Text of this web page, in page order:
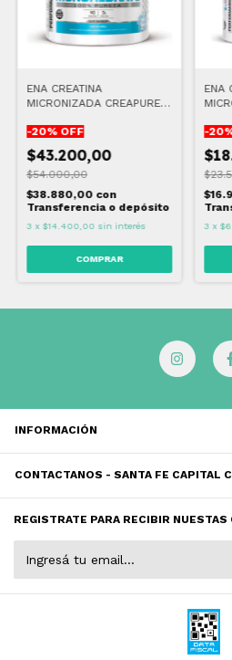
ENA CREATINA
MICRONIZADA CREAPURE
-20% OFF
$43.200,00
$54.000,00
$38.880,00 con
Transferencia o depósito
3 x $14.400,00 sin interés
ENA
-20
3 x
INFORMACIÓN
CONTACTANOS - SANTA FE CAPITAL
REGISTRATE PARA RECIBIR NUESTAS